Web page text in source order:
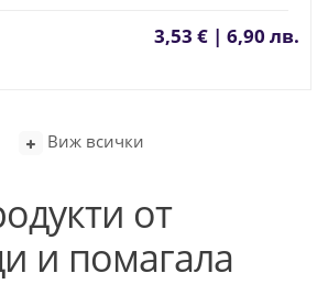
3,53 € | 6,90 лв.
Виж всички
от
и помагала